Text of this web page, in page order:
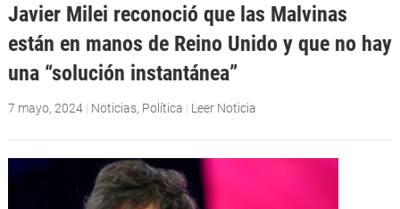
Javier Milei reconoció que las Malvinas
están en manos de Reino Unido y que no hay
una “solución instantánea”
7 mayo, 2024| Noticias, Política | Leer Noticia